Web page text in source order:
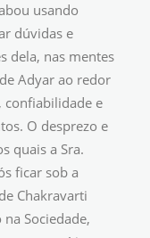
usando
dúvidas e
dela, nas mentes
Adyar ao redor
confiabilidade e
O desprezo e
quais a Sra.
ficar sob a
Chakravarti
Sociedade,